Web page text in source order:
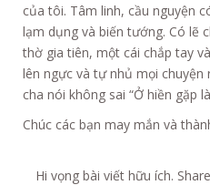
của tôi. Tâm linh, cầu nguyện
lạm dụng và biến tướng. Có lẽ
thờ gia tiên, một cái chắp tay
lên ngực và tự nhủ mọi chuyện
cha nói không sai “Ở hiền gặp
Chúc các bạn may mắn và
Hi vọng bài viết hữu ích.